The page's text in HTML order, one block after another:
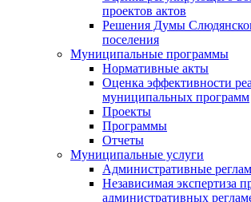
проектов актов
Решения Думы
поселения
Муниципальные программы
Нормативные акты
Оценка эффективности
муниципальных программ
Проекты
Программы
Отчеты
Муниципальные услуги
Административные
Независимая экспертиза
административных